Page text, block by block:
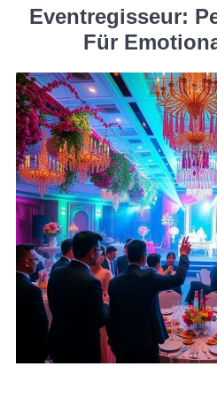
Eventregisseur:
Für